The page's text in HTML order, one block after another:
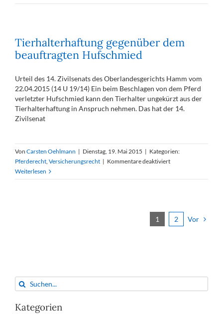
Verjährungshemmung
bei
von
Ansprüchen
wegen
Sachmängeln;
einer
Kaufpreisminderungsklage
auf
Klageänderung
geltend
Tierhalterhaftung gegenüber dem
beauftragten Hufschmied
Urteil des 14. Zivilsenats des Oberlandesgerichts Hamm vom
22.04.2015 (14 U 19/14) Ein beim Beschlagen von dem Pferd
verletzter Hufschmied kann den Tierhalter ungekürzt aus der
Tierhalterhaftung in Anspruch nehmen. Das hat der 14.
Zivilsenat
Von Carsten Oehlmann | Dienstag, 19. Mai 2015 | Kategorien:
Pferderecht Versicherungsrecht | Kommentare deaktiviertfür
gegenüber
Hufschmied
Weiterlesen
1 2 Vor
Suche
nach:
Kategorien